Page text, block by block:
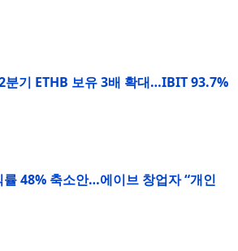
분기 ETHB 보유 3배 확대…IBIT 93.7%
48% 축소안…에이브 창업자 “개인